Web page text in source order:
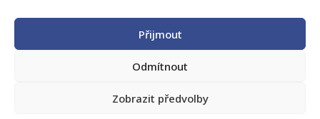
Přijmout
Odmítnout
Zobrazit předvolby
© Hospic Mezi stromy, z. s. 2026